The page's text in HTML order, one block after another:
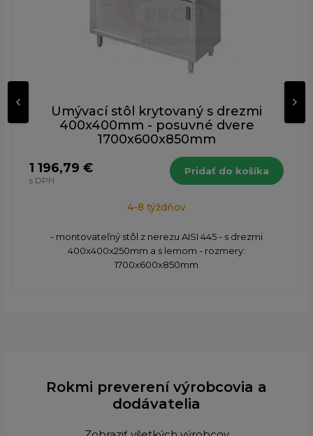
Umývací stôl krytovaný s drezmi
400x400mm - posuvné dvere
1700x600x850mm
1 196,79 €
s DPH
Pridať do košíka
4-8 týždňov
- montovateľný stôl z nerezu AISI 445 - s drezmi
400x400x250mm a s lemom - rozmery:
1700x600x850mm
Rokmi preverení výrobcovia a
dodávatelia